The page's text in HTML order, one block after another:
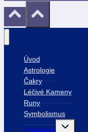
Úvod
Astrologie
Čakry
Léčivé Kameny
Runy
Symbolismus
Zvěrokruh
Toggle